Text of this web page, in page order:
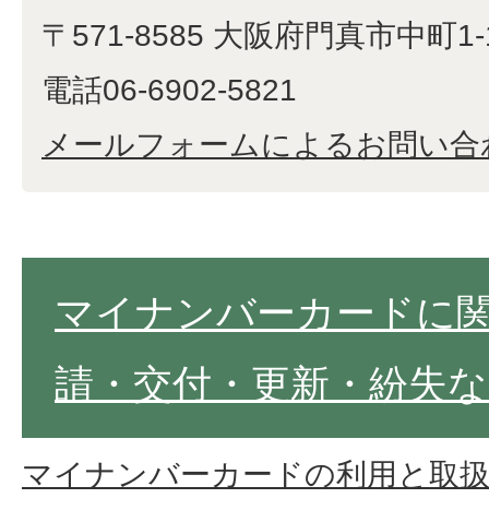
〒571-8585 大阪府門真市中町
電話06-6902-5821
メールフォームによるお問い合
マイナンバーカードに
請・交付・更新・紛失
マイナンバーカードの利用と取